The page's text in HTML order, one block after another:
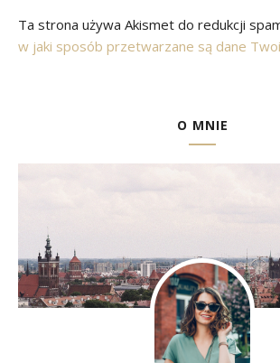
Ta strona używa Akismet do redukcji
w jaki sposób przetwarzane są dane
O MNIE